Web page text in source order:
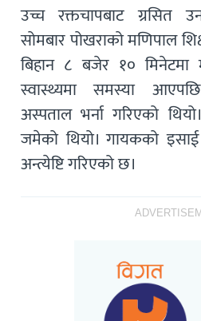
उच्च रक्तचापबाट ग्रसित
सोमबार पोखराको मणिपाल
बिहान ८ बजेर १० मिनेटमा
स्वास्थ्यमा समस्या
अस्पताल भर्ना गरिएको
जमेको थियो। गायकको
अन्त्येष्टि गरिएको छ।